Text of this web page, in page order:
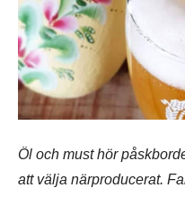
Öl och must hör
att välja närproducerat.